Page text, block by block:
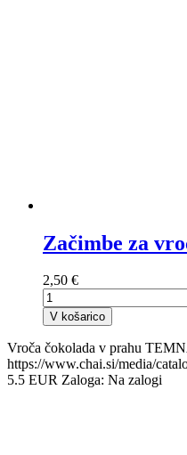
Začimbe za
2,50 €
V košarico
Vroča čokolada v prahu
https://www.chai.si/media/
5.5 EUR Zaloga: Na zalogi